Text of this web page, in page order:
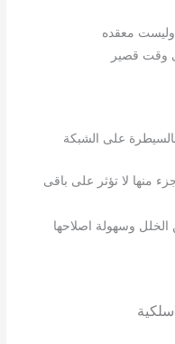
وليست معقده
وقت قصير
على الشبكة
منها لا تؤثر على باقى
وسهولة اصلاحها